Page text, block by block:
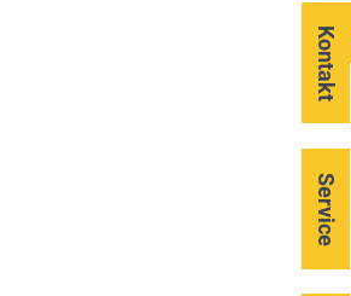
Kontakt
Service